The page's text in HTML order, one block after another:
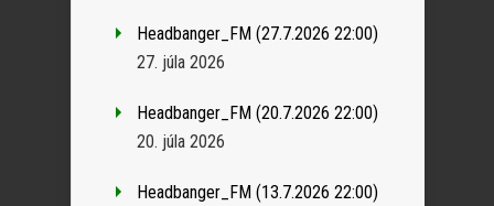
Headbanger_FM (27.7.2026 22:00)
27. júla 2026
Headbanger_FM (20.7.2026 22:00)
20. júla 2026
Headbanger_FM (13.7.2026 22:00)